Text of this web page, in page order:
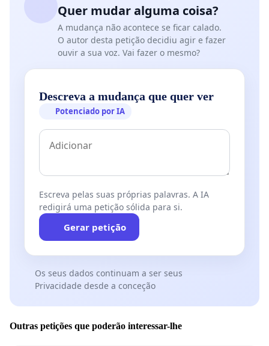
Quer mudar alguma coisa?
A mudança não acontece se ficar calado.
O autor desta petição decidiu agir e fazer
ouvir a sua voz. Vai fazer o mesmo?
Descreva a mudança que quer ver
Potenciado por IA
Escreva pelas suas próprias palavras. A IA
redigirá uma petição sólida para si.
Gerar petição
Os seus dados continuam a ser seus
Privacidade desde a conceção
Outras petições que poderão interessar-lhe